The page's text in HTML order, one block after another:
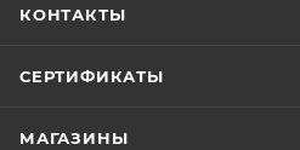
КОНТАКТЫ
СЕРТИФИКАТЫ
МАГАЗИНЫ